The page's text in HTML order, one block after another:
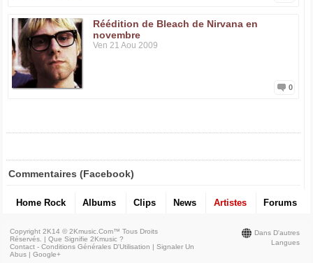
Réédition de Bleach de Nirvana en
novembre
Ven 21 Aou 2009
0
Commentaires (Facebook)
Home Rock Albums Clips News Artistes Forums
Dans D'autres
Langues
Copyright 2K14 © 2Kmusic.com™Tous Droits
Réservés . |Que Signifie 2Kmusic ?
Contact - Conditions Générales D'Utilisation |Signaler Un
Abus |Google+